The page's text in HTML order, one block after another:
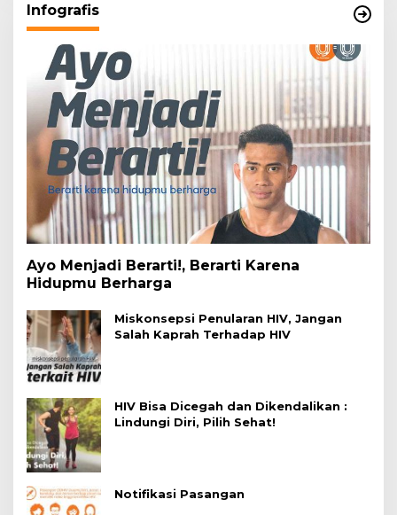
Infografis
Ayo Menjadi Berarti!, Berarti Karena
Hidupmu Berharga
Miskonsepsi Penularan HIV, Jangan
Salah Kaprah Terhadap HIV
HIV Bisa Dicegah dan Dikendalikan :
Lindungi Diri, Pilih Sehat!
Notifikasi Pasangan